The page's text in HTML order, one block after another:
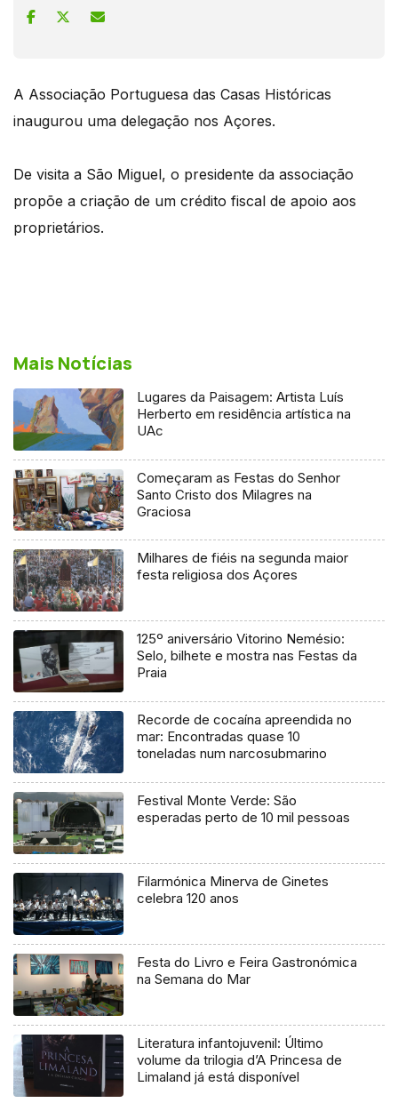
A Associação Portuguesa das Casas Históricas
inaugurou uma delegação nos Açores.
De visita a São Miguel, o presidente da associação
propõe a criação de um crédito fiscal de apoio aos
proprietários.
Mais Notícias
Lugares da Paisagem: Artista Luís
Herberto em residência artística na
UAc
Começaram as Festas do Senhor
Santo Cristo dos Milagres na
Graciosa
Milhares de fiéis na segunda maior
festa religiosa dos Açores
125º aniversário Vitorino Nemésio:
Selo, bilhete e mostra nas Festas da
Praia
Recorde de cocaína apreendida no
mar: Encontradas quase 10
toneladas num narcosubmarino
Festival Monte Verde: São
esperadas perto de 10 mil pessoas
Filarmónica Minerva de Ginetes
celebra 120 anos
Festa do Livro e Feira Gastronómica
na Semana do Mar
Literatura infantojuvenil: Último
volume da trilogia d’A Princesa de
Limaland já está disponível